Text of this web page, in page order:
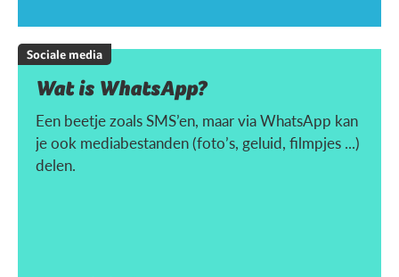
Sociale media
Wat is WhatsApp?
Een beetje zoals SMS’en, maar via WhatsApp kan
je ook mediabestanden (foto’s, geluid, filmpjes ...)
delen.